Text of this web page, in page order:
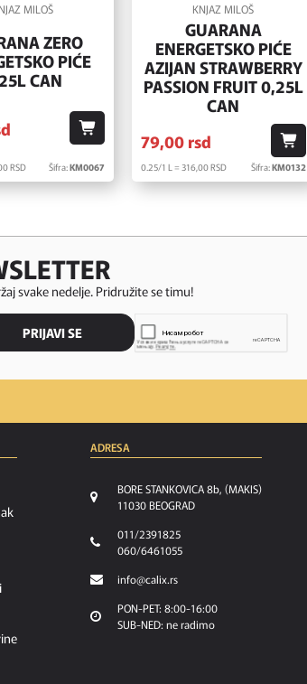
MILOŠ
ZERO
PIĆE
CAN
RSD Šifra:KM0067
KNJAZ MILOŠ
GUARANA
ENERGETSKO PIĆE
AZIJAN STRAWBERRY
PASSION FRUIT 0,25L
CAN
79,00rsd
0.25/1 L = 316,00RSD Šifra:KM0132
svake nedelje. Pridružite se timu!
PRIJAVI SE
ADRESA
BORE STANKOVICA 8b, (MAKIS)
11030 BEOGRAD
011/2391825
060/6461055
info@calix.rs
PON-PET: 8:00-16:00
SUB-NED: ne radimo